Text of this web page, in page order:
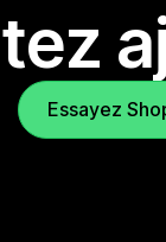
Essayez